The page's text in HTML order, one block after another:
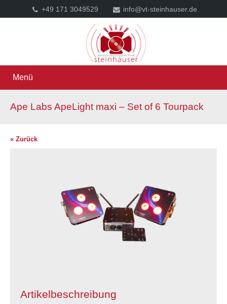
+49 171 3049529 info@vt-steinhauser.de
Menü
Ape Labs ApeLight maxi – Set of 6 Tourpack
« Zurück
Artikelbeschreibung